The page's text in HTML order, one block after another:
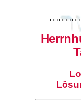
o o o o o o o